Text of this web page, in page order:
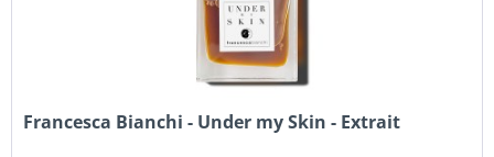
Francesca Bianchi - Under my Skin - Extrait